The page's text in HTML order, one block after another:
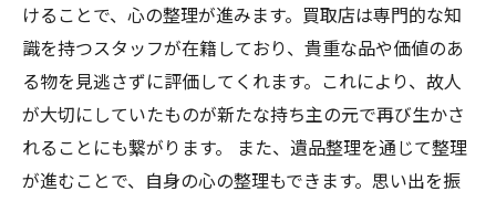
けることで、心の整理が進みます。買取店は専門的な知
識を持つスタッフが在籍しており、貴重な品や価値のあ
る物を見逃さずに評価してくれます。これにより、故人
が大切にしていたものが新たな持ち主の元で再び生かさ
れることにも繋がります。 また、遺品整理を通じて整理
が進むことで、自身の心の整理もできます。思い出を振